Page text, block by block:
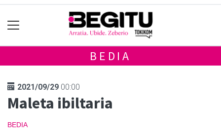
BEDIA
2021/09/29 00:00
Maleta ibiltaria
BEDIA